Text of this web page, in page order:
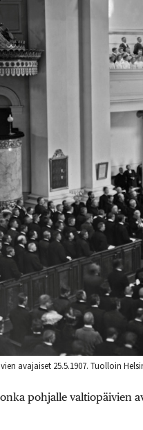
avajaiset 25.5.1907. Tuolloin
pohjalle valtiopäivien